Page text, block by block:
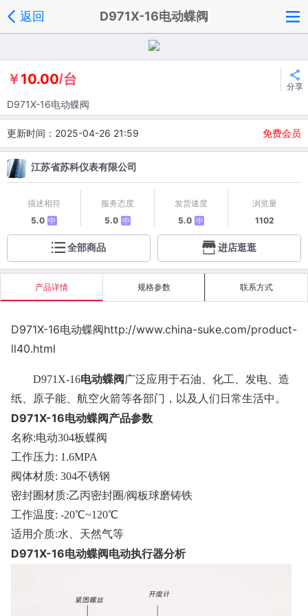
返回 D971X-16电动蝶阀
￥10.00/台 分享
D971X-16电动蝶阀
更新时间：2025-04-26 21:59 免费会员
江苏省苏科仪表有限公司
描述相符
5.0 中
服务态度
5.0 中
发货速度
5.0 中
浏览量
1102
全部商品 进店逛逛
产品详情 规格参数 联系方式
D971X-16电动蝶阀http://www.china-suke.com/product-
ll40.html
D971X-16电动蝶阀广泛应用于石油、化工、发电、造
纸、原子能、航空火箭等各部门，以及人们日常生活中。
D971X-16电动蝶阀产品参数
名称:电动304板蝶阀
工作压力: 1.6MPA
阀体材质: 304不锈钢
密封圈材质:乙丙密封圈/阀板球磨铸铁
工作温度: -20℃~120℃
适用介质:水、天然气等
D971X-16电动蝶阀电动执行器分析